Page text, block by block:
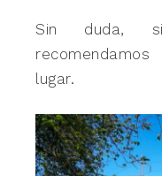
Sin duda,
lugar.